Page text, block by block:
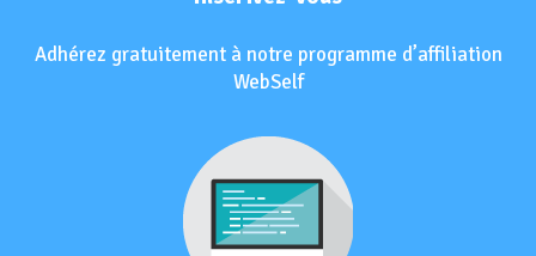
Adhérez gratuitement à notre programme d’affiliation
WebSelf